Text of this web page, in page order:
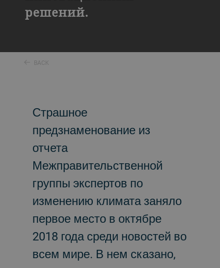
решений.
BACK
Страшное
предзнаменование из
отчета
Межправительственной
группы экспертов по
изменению климата заняло
первое место в октябре
2018 года среди новостей во
всем мире. В нем сказано,